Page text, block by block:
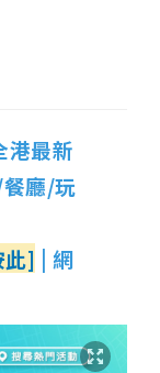
港最新
廳/玩
] | 網